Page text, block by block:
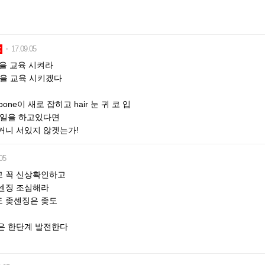
17.09.05
교육 시켜라
교육 시키겠다
이 새로 잡히고 hair 눈 귀 코 입
을 하고있다면
니 서있지 않겟는가!
꼭 신상확인하고
징 조심해라
좆센징은 좆도
한단계 발전한다